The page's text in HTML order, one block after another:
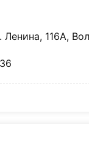
116А,